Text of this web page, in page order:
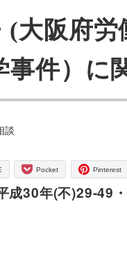
大阪府労
事件）に
談
Pocket Pinterest
成30年(不)29-49